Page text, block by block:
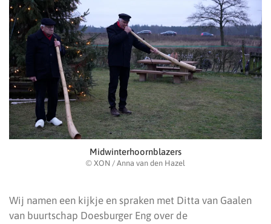
Midwinterhoornblazers
© XON / Anna van den Hazel
Wij namen een kijkje en spraken met Ditta van Gaalen
van buurtschap Doesburger Eng over de